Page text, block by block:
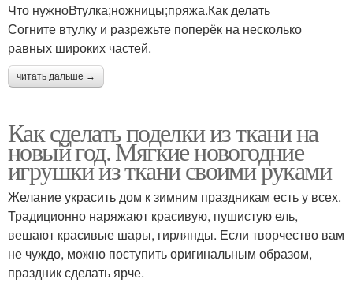
Что нужноВтулка;ножницы;пряжа.Как делать
Согните втулку и разрежьте поперёк на несколько
равных широких частей.
читать дальше →
Как сделать поделки из ткани на
новый год. Мягкие новогодние
игрушки из ткани своими руками
Желание украсить дом к зимним праздникам есть у всех.
Традиционно наряжают красивую, пушистую ель,
вешают красивые шары, гирлянды. Если творчество вам
не чуждо, можно поступить оригинальным образом,
праздник сделать ярче.